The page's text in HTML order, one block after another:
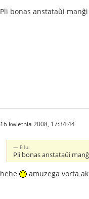
Pli bonas anstataŭi
16 kwietnia 2008, 17:34:44
Filu:
Pli bonas anstataŭi
hehe amuzega vorta